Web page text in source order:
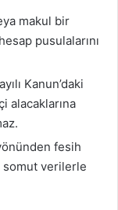
makul bir
pusulalarını
Kanun’daki
alacaklarına
fesih
verilerle